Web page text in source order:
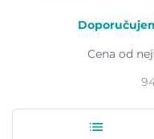
Cena od